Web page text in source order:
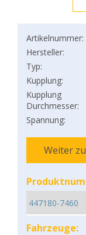
Artikelnummer:
Hersteller:
Typ:
Kupplung:
Kupplung
Durchmesser:
Spannung:
Weiter
Fahrzeuge: